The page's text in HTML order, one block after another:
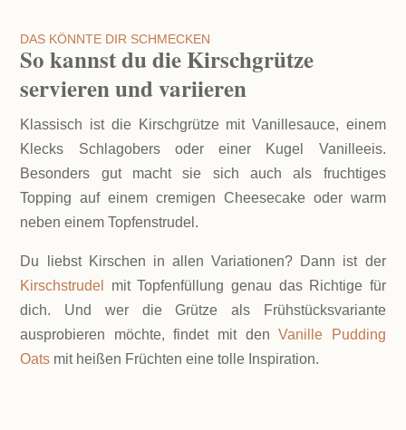
DAS KÖNNTE DIR SCHMECKEN
So kannst du die Kirschgrütze
servieren und variieren
Klassisch ist die Kirschgrütze mit Vanillesauce, einem
Klecks Schlagobers oder einer Kugel Vanilleeis.
Besonders gut macht sie sich auch als fruchtiges
Topping auf einem cremigen Cheesecake oder warm
neben einem Topfenstrudel.
Du liebst Kirschen in allen Variationen? Dann ist der
Kirschstrudel
mit Topfenfüllung genau das Richtige für
dich. Und wer die Grütze als Frühstücksvariante
ausprobieren möchte, findet mit den Vanille Pudding
Oats mit heißen Früchten eine tolle Inspiration.